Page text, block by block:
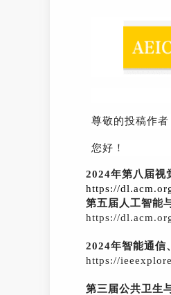
尊敬的投稿作者
您好！
2024年第八届视
https://
第五届人工智能
https://
2024年智能通信
https://
第三届公共卫生